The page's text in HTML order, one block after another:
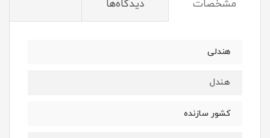
مشخصات دیدگاه‌ها
هندلی
هندل
کشور سازنده